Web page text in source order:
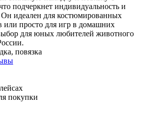
подчеркнет индивидуальность и
идеален для костюмированных
или просто для игр в домашних
для юных любителей животного
повязка
покупки